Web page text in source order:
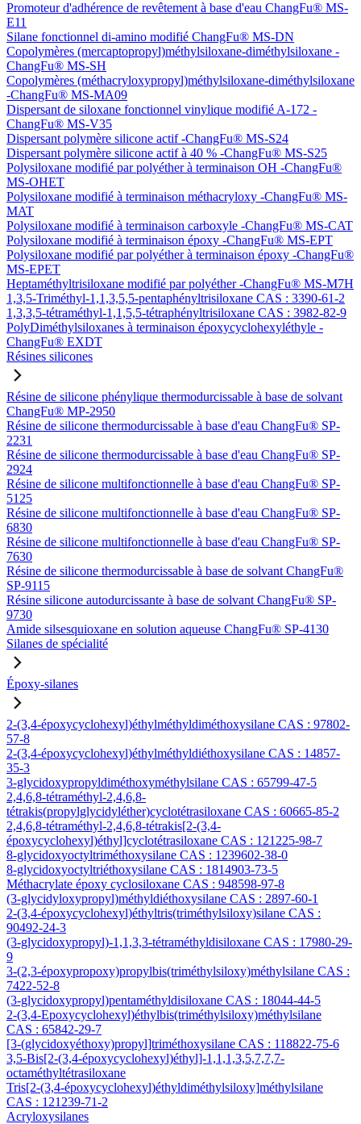
Promoteur d'adhérence de revêtement à base d'eau ChangFu® MS-
E11
Silane fonctionnel di-amino modifié ChangFu® MS-DN
Copolymères (mercaptopropyl)méthylsiloxane-diméthylsiloxane -
ChangFu® MS-SH
Copolymères (méthacryloxypropyl)méthylsiloxane-diméthylsiloxane
-ChangFu® MS-MA09
Dispersant de siloxane fonctionnel vinylique modifié A-172 -
ChangFu® MS-V35
Dispersant polymère silicone actif -ChangFu® MS-S24
Dispersant polymère silicone actif à 40 % -ChangFu® MS-S25
Polysiloxane modifié par polyéther à terminaison OH -ChangFu®
MS-OHET
Polysiloxane modifié à terminaison méthacryloxy -ChangFu® MS-
MAT
Polysiloxane modifié à terminaison carboxyle -ChangFu® MS-CAT
Polysiloxane modifié à terminaison époxy -ChangFu® MS-EPT
Polysiloxane modifié par polyéther à terminaison époxy -ChangFu®
MS-EPET
Heptaméthyltrisiloxane modifié par polyéther -ChangFu® MS-M7H
1,3,5-Triméthyl-1,1,3,5,5-pentaphényltrisiloxane CAS : 3390-61-2
1,3,3,5-tétraméthyl-1,1,5,5-tétraphényltrisiloxane CAS : 3982-82-9
PolyDiméthylsiloxanes à terminaison époxycyclohexyléthyle -
ChangFu® EXDT
Résines silicones
Résine de silicone phénylique thermodurcissable à base de solvant
ChangFu® MP-2950
Résine de silicone thermodurcissable à base d'eau ChangFu® SP-
2231
Résine de silicone thermodurcissable à base d'eau ChangFu® SP-
2924
Résine de silicone multifonctionnelle à base d'eau ChangFu® SP-
5125
Résine de silicone multifonctionnelle à base d'eau ChangFu® SP-
6830
Résine de silicone multifonctionnelle à base d'eau ChangFu® SP-
7630
Résine de silicone thermodurcissable à base de solvant ChangFu®
SP-9115
Résine silicone autodurcissante à base de solvant ChangFu® SP-
9730
Amide silsesquioxane en solution aqueuse ChangFu® SP-4130
Silanes de spécialité
Époxy-silanes
2-(3,4-époxycyclohexyl)éthylméthyldiméthoxysilane CAS : 97802-
57-8
2-(3,4-époxycyclohexyl)éthylméthyldiéthoxysilane CAS : 14857-
35-3
3-glycidoxypropyldiméthoxyméthylsilane CAS : 65799-47-5
2,4,6,8-tétraméthyl-2,4,6,8-
tétrakis(propylglycidyléther)cyclotétrasiloxane CAS : 60665-85-2
2,4,6,8-tétraméthyl-2,4,6,8-tétrakis[2-(3,4-
époxycyclohexyl)éthyl]cyclotétrasiloxane CAS : 121225-98-7
8-glycidoxyoctyltriméthoxysilane CAS : 1239602-38-0
8-glycidoxyoctyltriéthoxysilane CAS : 1814903-73-5
Méthacrylate époxy cyclosiloxane CAS : 948598-97-8
(3-glycidyloxypropyl)méthyldiéthoxysilane CAS : 2897-60-1
2-(3,4-époxycyclohexyl)éthyltris(triméthylsiloxy)silane CAS :
90492-24-3
(3-glycidoxypropyl)-1,1,3,3-tétraméthyldisiloxane CAS : 17980-29-
9
3-(2,3-époxypropoxy)propylbis(triméthylsiloxy)méthylsilane CAS :
7422-52-8
(3-glycidoxypropyl)pentaméthyldisiloxane CAS : 18044-44-5
2-(3,4-Epoxycyclohexyl)éthylbis(triméthylsiloxy)méthylsilane
CAS : 65842-29-7
[3-(glycidoxyéthoxy)propyl]triméthoxysilane CAS : 118822-75-6
3,5-Bis[2-(3,4-époxycyclohexyl)éthyl]-1,1,1,3,5,7,7,7-
octaméthyltétrasiloxane
Tris[2-(3,4-époxycyclohexyl)éthyldiméthylsiloxy]méthylsilane
CAS : 121239-71-2
Acryloxysilanes